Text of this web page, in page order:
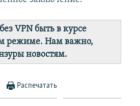
VPN быть в курсе
режиме. Нам важно,
новостям.
Распечатать